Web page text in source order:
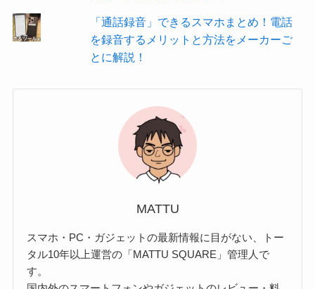
「通話録音」できるスマホまとめ！電話
を録音するメリットと方法をメーカーご
とに解説！
MATTU
スマホ・PC・ガジェットの最新情報に目がない、トー
タル10年以上運営の「MATTU SQUARE」管理人で
す。